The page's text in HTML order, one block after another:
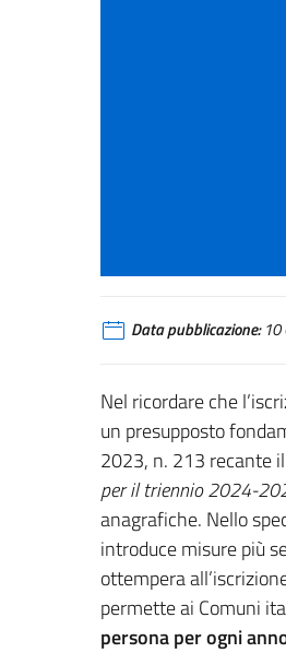
Data pubblicazione:10
Nel ricordare che
un presupposto
2023, n. 213 recante il
per il triennio 2024-
anagrafiche. Nello
introduce misure più
ottempera
permette ai Comuni
persona per ogni